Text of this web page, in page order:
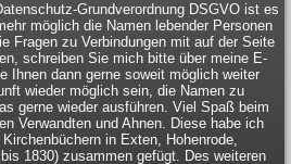
Grundverordnung DSGVO ist es
möglich die Namen lebender Personen
Fragen zu Verbindungen mit auf der Seite
schreiben Sie mich bitte über meine E-
Ihnen dann gerne soweit möglich weiter
wieder möglich sein, die Namen zu
gerne wieder ausführen. Viel Spaß beim
Verwandten und Ahnen. Diese habe ich
in Exten, Hohenrode,
1830) zusammen gefügt. Des weiteren